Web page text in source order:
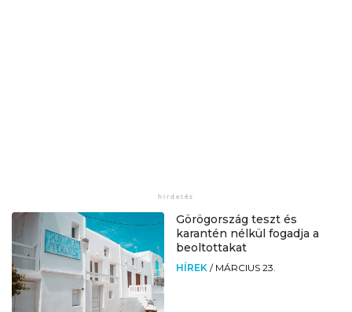
Görögország teszt és
karantén nélkül fogadja a
beoltottakat
HÍREK / MÁRCIUS 23.